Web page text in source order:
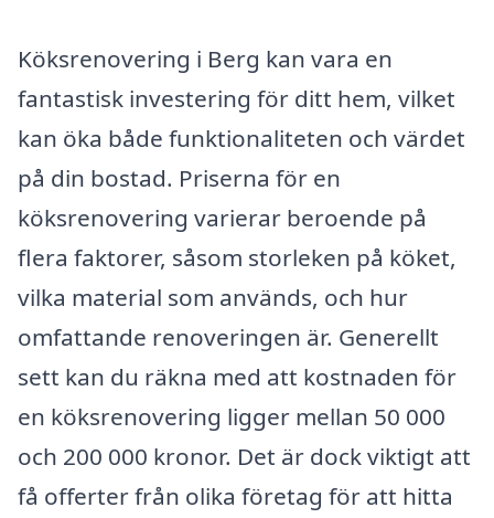
Köksrenovering i Berg kan vara en
fantastisk investering för ditt hem, vilket
kan öka både funktionaliteten och värdet
på din bostad. Priserna för en
köksrenovering varierar beroende på
flera faktorer, såsom storleken på köket,
vilka material som används, och hur
omfattande renoveringen är. Generellt
sett kan du räkna med att kostnaden för
en köksrenovering ligger mellan 50 000
och 200 000 kronor. Det är dock viktigt att
få offerter från olika företag för att hitta